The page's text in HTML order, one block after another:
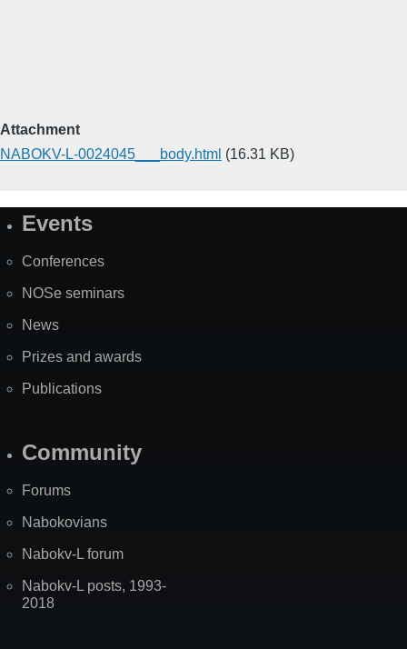
Attachment
NABOKV-L-0024045___body.html (16.31 KB)
SiteEvents
Conferences
NOSe seminars
News
Prizes and awards
Publications
Community
Forums
Nabokovians
Nabokv-L forum
Nabokv-L posts, 1993-
2018